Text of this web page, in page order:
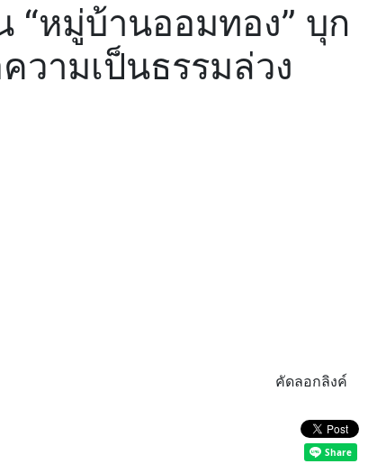
หมู่บ้านออมทอง” บุก
วามเป็นธรรมล่วง
คัดลอกลิงค์